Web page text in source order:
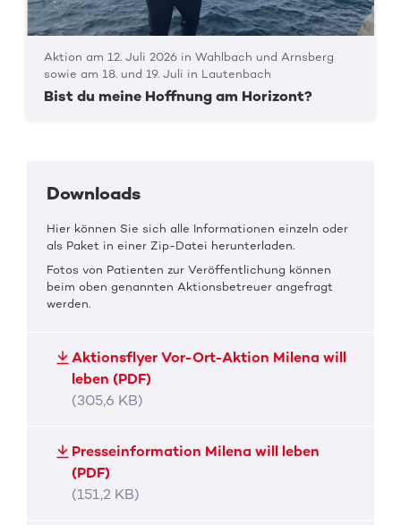
Aktion am 12. Juli 2026 in Wahlbach und Arnsberg
sowie am 18. und 19. Juli in Lautenbach
Bist du meine Hoffnung am Horizont?
Downloads
Hier können Sie sich alle Informationen einzeln oder
als Paket in einer Zip-Datei herunterladen.
Fotos von Patienten zur Veröffentlichung können
beim oben genannten Aktionsbetreuer angefragt
werden.
Aktionsflyer Vor-Ort-Aktion Milena will
leben (PDF)
(305,6 KB)
Presseinformation Milena will leben
(PDF)
(151,2 KB)